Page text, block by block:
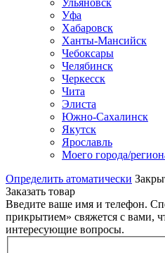
Уфа
Хабаровск
Ханты-Мансийск
Чебоксары
Челябинск
Черкесск
Чита
Элиста
Южно-Сахалинск
Якутск
Ярославль
Моего города/
Определить атоматически
Заказать товар
Введите ваше имя и телефон.
прикрытием» свяжется с вами,
интересующие вопросы.